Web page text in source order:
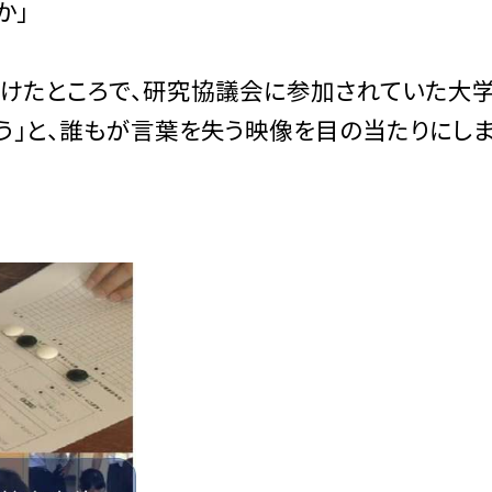
ころで、研究協議会に参加されていた大学
と、誰もが言葉を失う映像を目の当たりにし